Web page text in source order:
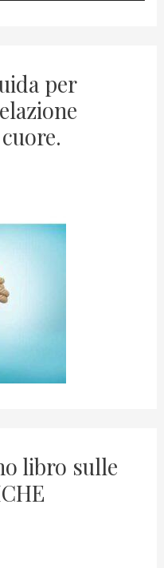
per
libro sulle